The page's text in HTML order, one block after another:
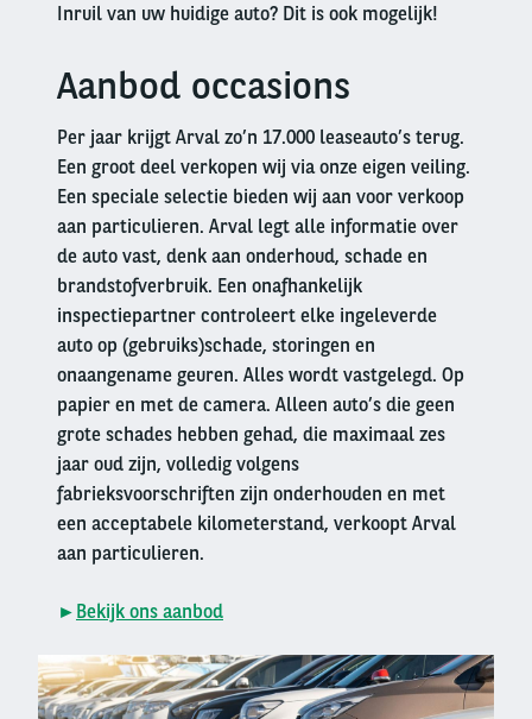
Inruil van uw huidige auto? Dit is ook mogelijk!
columnAanbod occasions
Per jaar krijgt Arval zo’n 17.000 leaseauto’s terug.
Een groot deel verkopen wij via onze eigen veiling.
Een speciale selectie bieden wij aan voor verkoop
aan particulieren. Arval legt alle informatie over
de auto vast, denk aan onderhoud, schade en
brandstofverbruik. Een onafhankelijk
inspectiepartner controleert elke ingeleverde
auto op (gebruiks)schade, storingen en
onaangename geuren. Alles wordt vastgelegd. Op
papier en met de camera. Alleen auto’s die geen
grote schades hebben gehad, die maximaal zes
jaar oud zijn, volledig volgens
fabrieksvoorschriften zijn onderhouden en met
een acceptabele kilometerstand, verkoopt Arval
aan particulieren.
► Bekijk ons aanbod
Right
column